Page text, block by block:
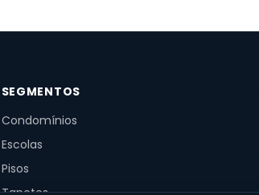
SEGMENTOS
Condomínios
Escolas
Pisos